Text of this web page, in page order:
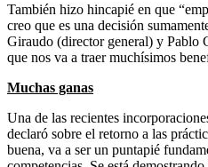
También hizo hincapié en que
creo que es una decisión
Giraudo (director general) y Pablo
que nos va a traer muchísimos
Muchas ganas
Una de las recientes
declaró sobre el retorno a las
buena, va a ser un puntapié